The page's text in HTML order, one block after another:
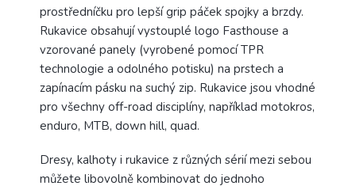
prostředníčku pro lepší grip páček spojky a brzdy.
Rukavice obsahují vystouplé logo Fasthouse a
vzorované panely (vyrobené pomocí TPR
technologie a odolného potisku) na prstech a
zapínacím pásku na suchý zip. Rukavice jsou vhodné
pro všechny off-road disciplíny, například motokros,
enduro, MTB, down hill, quad.
Dresy, kalhoty i rukavice z různých sérií mezi sebou
můžete libovolně kombinovat do jednoho